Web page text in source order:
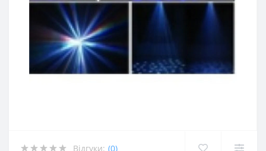
Відгуки: (0)